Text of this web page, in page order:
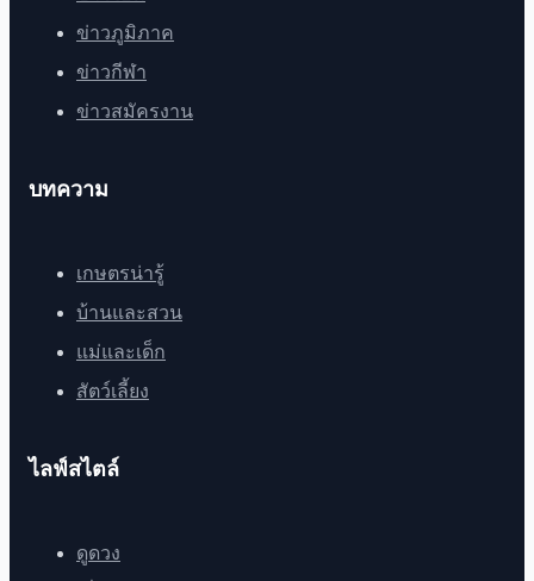
ข่าวภูมิภาค
ข่าวกีฬา
ข่าวสมัครงาน
บทความ
เกษตรน่ารู้
บ้านและสวน
แม่และเด็ก
สัตว์เลี้ยง
ไลฟ์สไตล์
ดูดวง